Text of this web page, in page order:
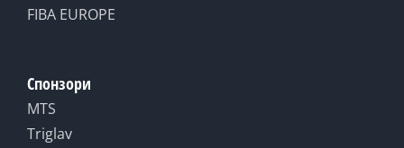
FIBA EUROPE
Спонзори
MTS
Triglav